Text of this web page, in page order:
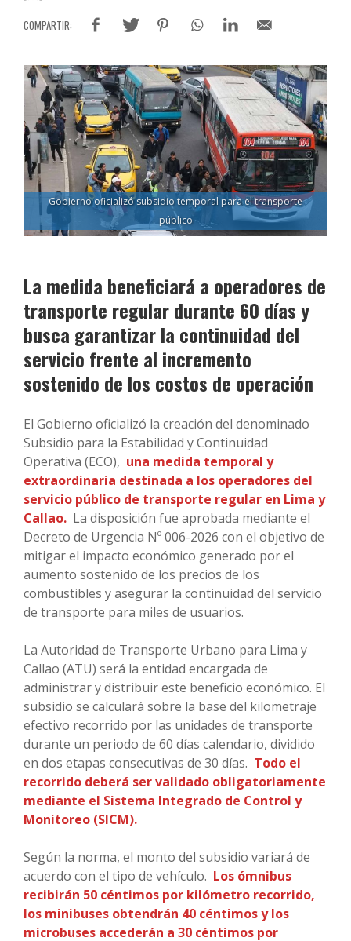
Gobierno oficializó subsidio temporal para el transporte
público
La medida beneficiará a operadores de
transporte regular durante 60 días y
busca garantizar la continuidad del
servicio frente al incremento
sostenido de los costos de operación
El Gobierno oficializó la creación del denominado
Subsidio para la Estabilidad y Continuidad
Operativa (ECO), una medida temporal y
extraordinaria destinada a los operadores del
servicio público de transporte regular en Lima y
Callao. La disposición fue aprobada mediante el
Decreto de Urgencia Nº 006-2026 con el objetivo de
mitigar el impacto económico generado por el
aumento sostenido de los precios de los
combustibles y asegurar la continuidad del servicio
de transporte para miles de usuarios.
La Autoridad de Transporte Urbano para Lima y
Callao (ATU) será la entidad encargada de
administrar y distribuir este beneficio económico. El
subsidio se calculará sobre la base del kilometraje
efectivo recorrido por las unidades de transporte
durante un periodo de 60 días calendario, dividido
en dos etapas consecutivas de 30 días. Todo el
recorrido deberá ser validado obligatoriamente
mediante el Sistema Integrado de Control y
Monitoreo (SICM).
Según la norma, el monto del subsidio variará de
acuerdo con el tipo de vehículo. Los ómnibus
recibirán 50 céntimos por kilómetro recorrido,
los minibuses obtendrán 40 céntimos y los
microbuses accederán a 30 céntimos por